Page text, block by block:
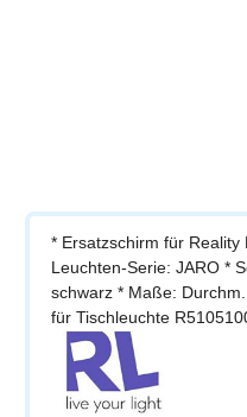
* Ersatzschirm für Reality
Leuchten-Serie: JARO *
schwarz * Maße:
für Tischleuchte